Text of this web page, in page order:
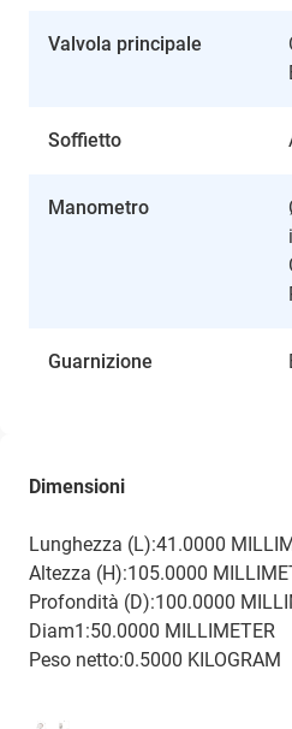
Valvola principale
Soffietto
Manometro
Guarnizione
Dimensioni
Lunghezza (L):41.0000
Altezza (H):105.0000
Profondità (D):100.0000
Diam1:50.0000 MILLIMETER
Peso netto:0.5000 KILOGRAM